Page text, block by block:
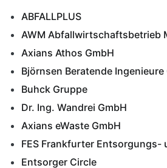
ABFALLPLUS
AWM Abfallwirtschaftsbetrieb
Axians Athos GmbH
Björnsen Beratende Ingenieure
Buhck Gruppe
Dr. Ing. Wandrei GmbH
Axians eWaste GmbH
FES Frankfurter Entsorgungs-
Entsorger Circle